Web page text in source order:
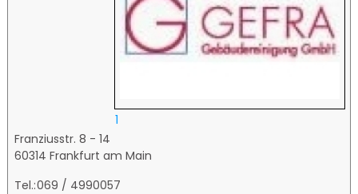
1
Franziusstr. 8 - 14
60314 Frankfurt am Main
Tel.:069 / 4990057